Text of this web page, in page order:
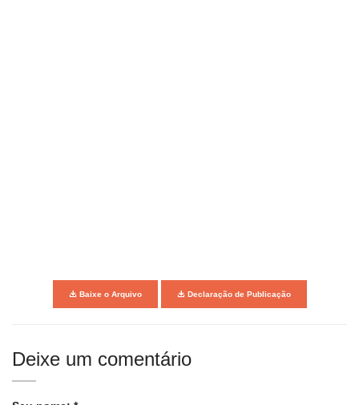
Baixe o Arquivo Declaração de Publicação
Deixe um comentário